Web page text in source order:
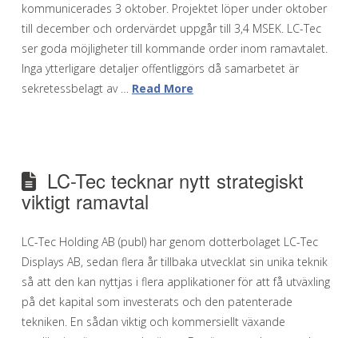
kommunicerades 3 oktober. Projektet löper under oktober
till december och ordervärdet uppgår till 3,4 MSEK. LC-Tec
ser goda möjligheter till kommande order inom ramavtalet.
Inga ytterligare detaljer offentliggörs då samarbetet är
sekretessbelagt av … Read More
LC-Tec tecknar nytt strategiskt
viktigt ramavtal
LC-Tec Holding AB (publ) har genom dotterbolaget LC-Tec
Displays AB, sedan flera år tillbaka utvecklat sin unika teknik
så att den kan nyttjas i flera applikationer för att få utväxling
på det kapital som investerats och den patenterade
tekniken. En sådan viktig och kommersiellt växande